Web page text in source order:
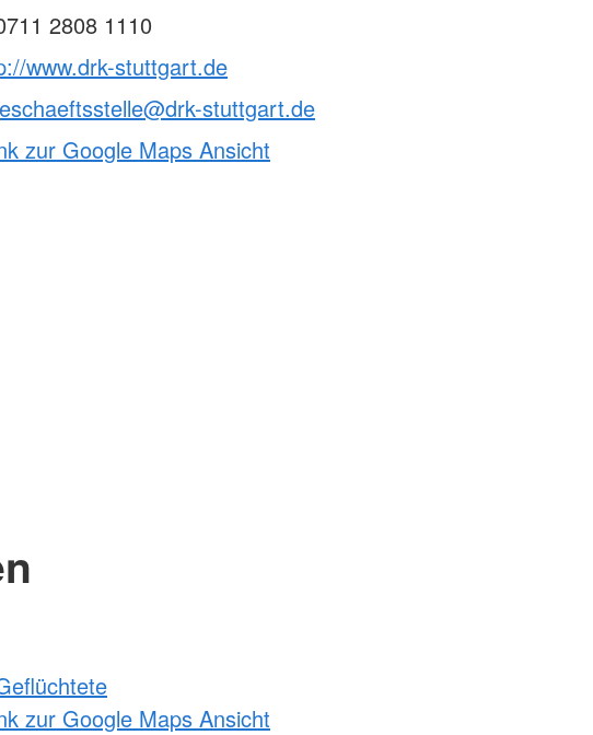
2808 1110
www.drk-stuttgart.de
stuttgart.de
zur Google Maps Ansicht
zur Google Maps Ansicht